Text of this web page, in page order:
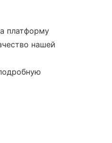
платформу
нашей